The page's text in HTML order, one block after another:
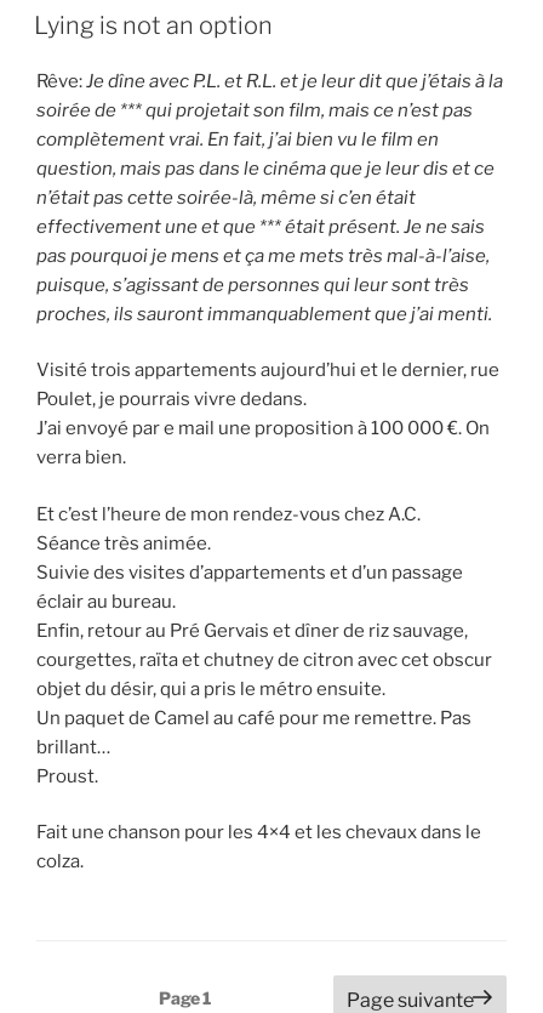
LE
Lying is not an option
Rêve:Je dîne avec P.L. et R.L. et je leur dit que j’étais à la
soirée de *** qui projetait son film, mais ce n’est pas
complètement vrai. En fait, j’ai bien vu le film en
question, mais pas dans le cinéma que je leur dis et ce
n’était pas cette soirée-là, même si c’en était
effectivement une et que *** était présent. Je ne sais
pas pourquoi je mens et ça me mets très mal-à-l’aise,
puisque, s’agissant de personnes qui leur sont très
proches, ils sauront immanquablement que j’ai menti.
Visité trois appartements aujourd’hui et le dernier, rue
Poulet, je pourrais vivre dedans.
J’ai envoyé par e mail une proposition à 100 000 €. On
verra bien.
Et c’est l’heure de mon rendez-vous chez A.C.
Séance très animée.
Suivie des visites d’appartements et d’un passage
éclair au bureau.
Enfin, retour au Pré Gervais et dîner de riz sauvage,
courgettes, raïta et chutney de citron avec cet obscur
objet du désir, qui a pris le métro ensuite.
Un paquet de Camel au café pour me remettre. Pas
brillant…
Proust.
Fait une chanson pour les 4×4 et les chevaux dans le
colza.
Page1 Page suivante